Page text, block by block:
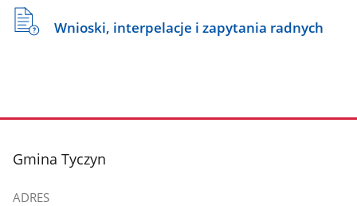
Wnioski, interpelacje i zapytania radnych
stopka
Gmina Tyczyn
ADRES